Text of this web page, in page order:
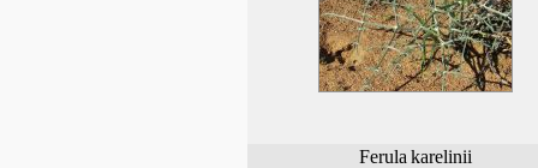
Ferula karelinii